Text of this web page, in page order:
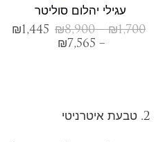
עגילי יהלום סוליטר
₪1,700
–
₪8,900
₪1,445
–
₪7,565
2. טבעת איטרניטי